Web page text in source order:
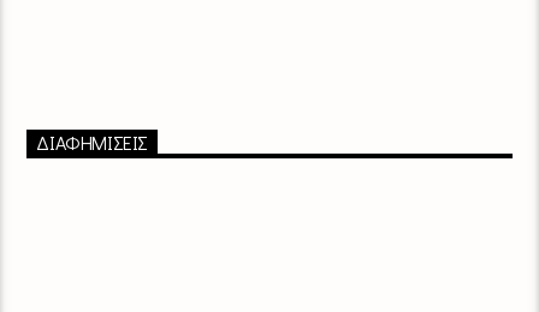
ΔΙΑΦΗΜΙΣΕΙΣ